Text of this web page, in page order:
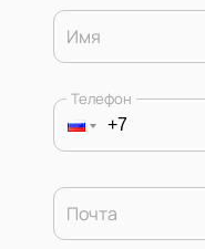
Имя
Телефон
Почта